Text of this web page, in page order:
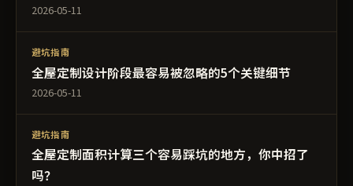
2026-05-11
避坑指南
全屋定制设计阶段最容易被忽略的5个关键细节
2026-05-11
避坑指南
全屋定制面积计算三个容易踩坑的地方，你中招了
吗？